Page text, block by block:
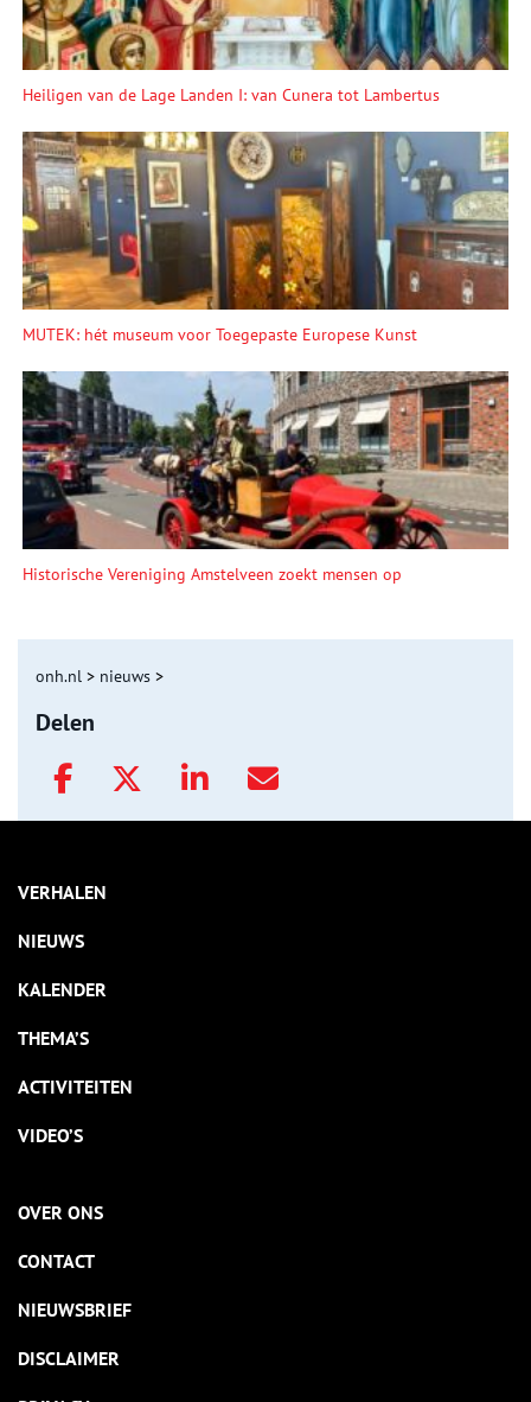
Heiligen van de Lage Landen I: van Cunera tot Lambertus
MUTEK: hét museum voor Toegepaste Europese Kunst
Historische Vereniging Amstelveen zoekt mensen op
onh.nl > nieuws >
Delen
VERHALEN
NIEUWS
KALENDER
THEMA’S
ACTIVITEITEN
VIDEO’S
OVER ONS
CONTACT
NIEUWSBRIEF
DISCLAIMER